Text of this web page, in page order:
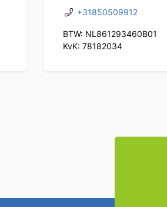
+31850509912
BTW: NL861293460B01
KvK: 78182034